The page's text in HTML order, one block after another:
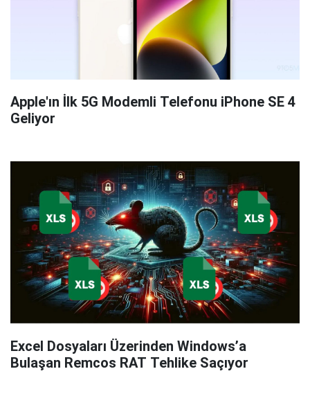
Apple'ın İlk 5G Modemli Telefonu iPhone SE 4
Geliyor
Excel Dosyaları Üzerinden Windows’a
Bulaşan Remcos RAT Tehlike Saçıyor